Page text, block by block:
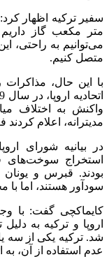
متر مکعب گاز
می‌توانیم به راحتی،
متصل کنیم.
با این حال،
واکنش به اختلاف
مدیترانه، اعلام
در بیانیه شورای
استخراج
بودند. قبرس و یونان
سودآور هستند، اما با
کایماکچی گفت: با
شد. ترکیه یکی از سه
عدم استفاده از آن، به